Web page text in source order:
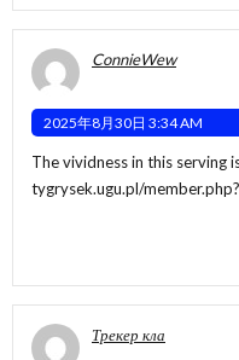
ConnieWew
2025年8月30日 3:34 AM
The vividness in this serving
tygrysek.ugu.pl/
Трекер кла